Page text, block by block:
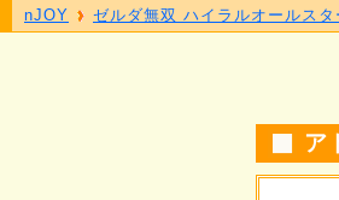
ア
nJOY ゼルダ無双 ハイラルオールスタ